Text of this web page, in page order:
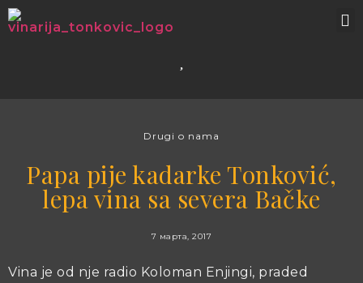
Drugi o nama
Papa pije kadarke Tonković,
lepa vina sa severa Bačke
7 марта, 2017
Vina je od nje radio Koloman Enjingi, praded